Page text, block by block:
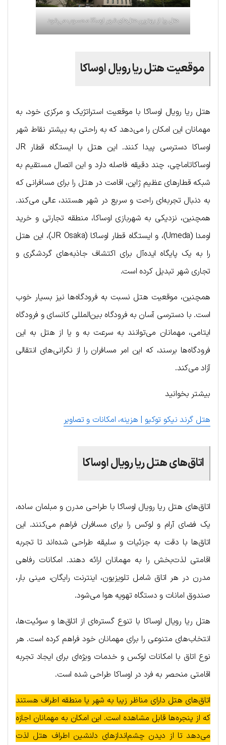
هتل ریا از بهترین هتل‌های شهر اوساکا محسوب می‌شود
موقعیت هتل ریا رویال اوساکا
هتل ریا رویال اوساکا با موقعیت استراتژیک و مرکزی خود، به
مهمانان این امکان را می‌دهد که به راحتی به بیشتر نقاط شهر
اوساکا دسترسی پیدا کنند. این هتل با ایستگاه قطار JR
اوساکاتاماچی، چند دقیقه فاصله دارد و این اتصال مستقیم به
شبکه قطارهای عظیم ژاپن، اقامت در هتل را برای مسافرانی که
به دنبال تجربه‌ای راحت و سریع در شهر هستند، عالی می‌کند.
همچنین، نزدیکی به شهربازی اوساکا، منطقه تجارتی و خرید
اومدا (Umeda)، و ایستگاه قطار اوساکا (JR Osaka)، این هتل
را به یک پایگاه ایده‌آل برای اکتشاف جاذبه‌های گردشگری و
تجاری شهر تبدیل کرده است.
همچنین، موقعیت هتل نسبت به فرودگاه‌ها نیز بسیار خوب
است. با دسترسی آسان به فرودگاه بین‌المللی کانسای و فرودگاه
ایتامی، مهمانان می‌توانند به سرعت به و یا از هتل به این
فرودگاه‌ها برسند، که این امر مسافران را از نگرانی‌های انتقالی
آزاد می‌کند.
بیشتر بخوانید
هتل گرند نیکو توکیو | هزینه، امکانات و تصاویر
اتاق‌های هتل ریا رویال اوساکا
اتاق‌های هتل ریا رویال اوساکا با طراحی مدرن و مبلمان ساده،
یک فضای آرام و لوکس را برای مسافران فراهم می‌کنند. این
اتاق‌ها با دقت به جزئیات و سلیقه طراحی شده‌اند تا تجربه
اقامتی لذت‌بخش را به مهمانان ارائه دهند. امکانات رفاهی
مدرن در هر اتاق شامل تلویزیون، اینترنت رایگان، مینی بار،
صندوق امانات و دستگاه تهویه هوا می‌شود.
هتل ریا رویال اوساکا با تنوع گستره‌ای از اتاق‌ها و سوئیت‌ها،
انتخاب‌های متنوعی را برای مهمانان خود فراهم کرده است. هر
نوع اتاق با امکانات لوکس و خدمات ویژه‌ای برای ایجاد تجربه
اقامتی منحصر به فرد در اوساکا طراحی شده است.
اتاق‌های هتل دارای مناظر زیبا به شهر یا منطقه اطراف هستند
که از پنجره‌ها قابل مشاهده است. این امکان به مهمانان اجازه
می‌دهد تا از دیدن چشم‌اندازهای دلنشین اطراف هتل لذت